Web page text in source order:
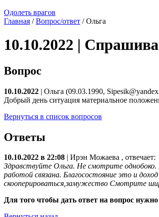
Одолеть врагов
Главная /Вопрос/ответ / Ольга
10.10.2022 |
Вопрос
10.10.2022 | Ольга (09.03.1990,
Добрый день ситуация материальное
Вернуться в список вопросов
Ответы
10.10.2022 в 22:08 Ирэн Можаева , отвечает:
Здравствуйте Ольга. Не смотрите
работой связана. Благосостояние это и
скооперироваться,замужество Смотрите
Для того чтобы дать ответ на вопрос нужно